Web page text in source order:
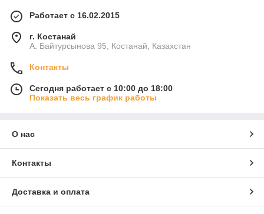
Работает с 16.02.2015
г. Костанай
А. Байтурсынова 95, Костанай, Казахстан
Контакты
Сегодня работает с 10:00 до 18:00
Показать весь график работы
О нас
Контакты
Доставка и оплата